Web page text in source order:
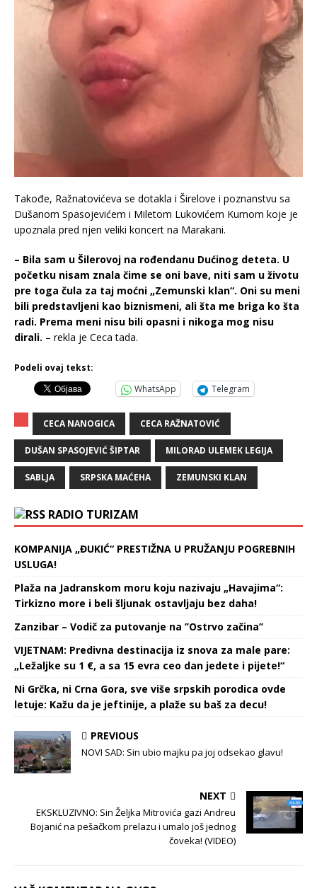
Takođe, Ražnatovićeva se dotakla i Širelove i poznanstvu sa
Dušanom Spasojevićem i Miletom Lukovićem Kumom koje je
upoznala pred njen veliki koncert na Marakani.
– Bila sam u Šilerovoj na rođendanu Dućinog deteta. U
početku nisam znala čime se oni bave, niti sam u životu
pre toga čula za taj moćni „Zemunski klan“. Oni su meni
bili predstavljeni kao biznismeni, ali šta me briga ko šta
radi. Prema meni nisu bili opasni i nikoga mog nisu
dirali. – rekla je Ceca tada.
Podeli ovaj tekst:
WhatsApp
Telegram
CECA NANOGICA CECA RAŽNATOVIĆ
DUŠAN SPASOJEVIĆ ŠIPTAR MILORAD ULEMEK LEGIJA
SABLJA SRPSKA MAĆEHA ZEMUNSKI KLAN
RADIO TURIZAM
KOMPANIJA „ĐUKIĆ“ PRESTIŽNA U PRUŽANJU POGREBNIH
USLUGA!
Plaža na Jadranskom moru koju nazivaju „Havajima“:
Tirkizno more i beli šljunak ostavljaju bez daha!
Zanzibar – Vodič za putovanje na ’’Ostrvo začina’’
VIJETNAM: Predivna destinacija iz snova za male pare:
„Ležaljke su 1 €, a sa 15 evra ceo dan jedete i pijete!“
Ni Grčka, ni Crna Gora, sve više srpskih porodica ovde
letuje: Kažu da je jeftinije, a plaže su baš za decu!
PREVIOUS
NOVI SAD: Sin ubio majku pa joj odsekao glavu!
NEXT
EKSKLUZIVNO: Sin Željka Mitrovića gazi Andreu
Bojanić na pešačkom prelazu i umalo još jednog
čoveka! (VIDEO)